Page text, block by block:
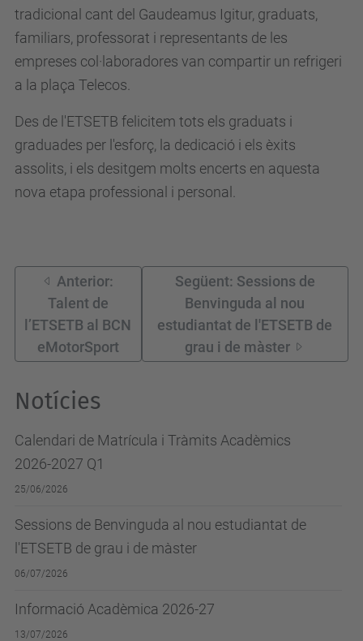
tradicional cant del Gaudeamus Igitur, graduats,
familiars, professorat i representants de les
empreses col·laboradores van compartir un refrigeri
a la plaça Telecos.
Des de l'ETSETB felicitem tots els graduats i
graduades per l'esforç, la dedicació i els èxits
assolits, i els desitgem molts encerts en aquesta
nova etapa professional i personal.
Anterior:
Talent de
l’ETSETB al BCN
eMotorSport
Següent: Sessions de
Benvinguda al nou
estudiantat de l'ETSETB de
grau i de màster
Notícies
Calendari de Matrícula i Tràmits Acadèmics
2026-2027 Q1
25/06/2026
Sessions de Benvinguda al nou estudiantat de
l'ETSETB de grau i de màster
06/07/2026
Informació Acadèmica 2026-27
13/07/2026